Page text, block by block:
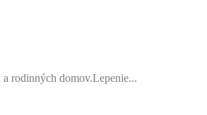
rodinných domov.Lepenie...